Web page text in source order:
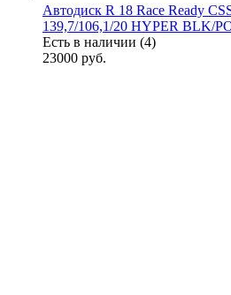
Автодиск R 18 Race Ready
139,7/106,1/20 HYPER BLK/
Есть в наличии (4)
23000 руб.